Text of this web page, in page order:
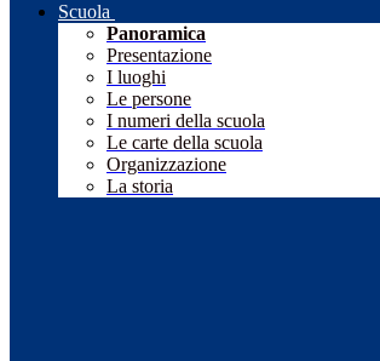
Scuola
Panoramica
Presentazione
I luoghi
Le persone
I numeri della scuola
Le carte della scuola
Organizzazione
La storia